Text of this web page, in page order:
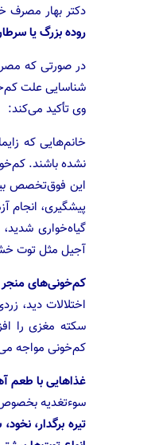
دکتر بهار مصرف
روده بزرگ یا
در صورتی که
شناسایی علت
وی تأکید می‌کند:
خانم‌هایی که
نشده باشند.
این فوق‌تخصص
پیشگیری، انجام
گیاه‌خواری
آجیل مثل توت
کم‌خونی‌های
اختلالات دید،
سکته مغزی را
کم‌خونی مواجه
غذاهایی با طعم
سوءتغدیه بخصوص
تیره برگدار،